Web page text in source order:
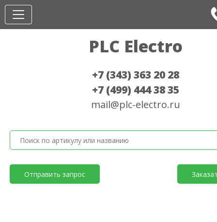
PLC Electro
+7 (343) 363 20 28
+7 (499) 444 38 35
mail@plc-electro.ru
Отправить запрос